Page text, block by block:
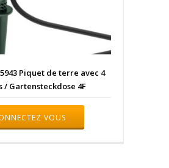
Piquet de terre avec 4
/ Gartensteckdose 4F
VOUS